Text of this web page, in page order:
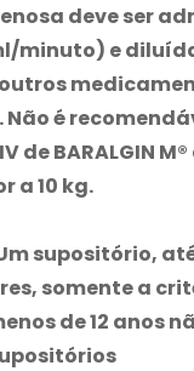
deve ser
minuto) e
é
deBARALGIN M®
a 10 kg.
Um supositório,
somente a
de 12 anos